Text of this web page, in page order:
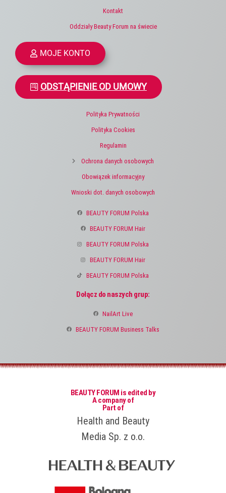
Kontakt
Oddziały Beauty Forum na świecie
MOJE KONTO
ODSTĄPIENIE OD UMOWY
Polityka Prywatności
Polityka Cookies
Regulamin
Ochrona danych osobowych
Obowiązek informacyjny
Wnioski dot. danych osobowych
BEAUTY FORUM Polska
BEAUTY FORUM Hair
BEAUTY FORUM Polska
BEAUTY FORUM Hair
BEAUTY FORUM Polska
Dołącz do naszych grup:
NailArt Live
BEAUTY FORUM Business Talks
BEAUTY FORUM is edited by
A company of
Part of
Health and Beauty
Media Sp. z o.o.